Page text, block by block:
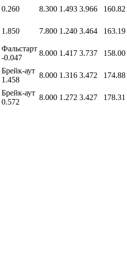
0.260 8.300 1.493 3.966 160.82
1.850 7.800 1.240 3.464 163.19
Фальстарт
-0.047
8.000 1.417 3.737 158.00
Брейк-аут
1.458
8.000 1.316 3.472 174.88
Брейк-аут
0.572
8.000 1.272 3.427 178.31